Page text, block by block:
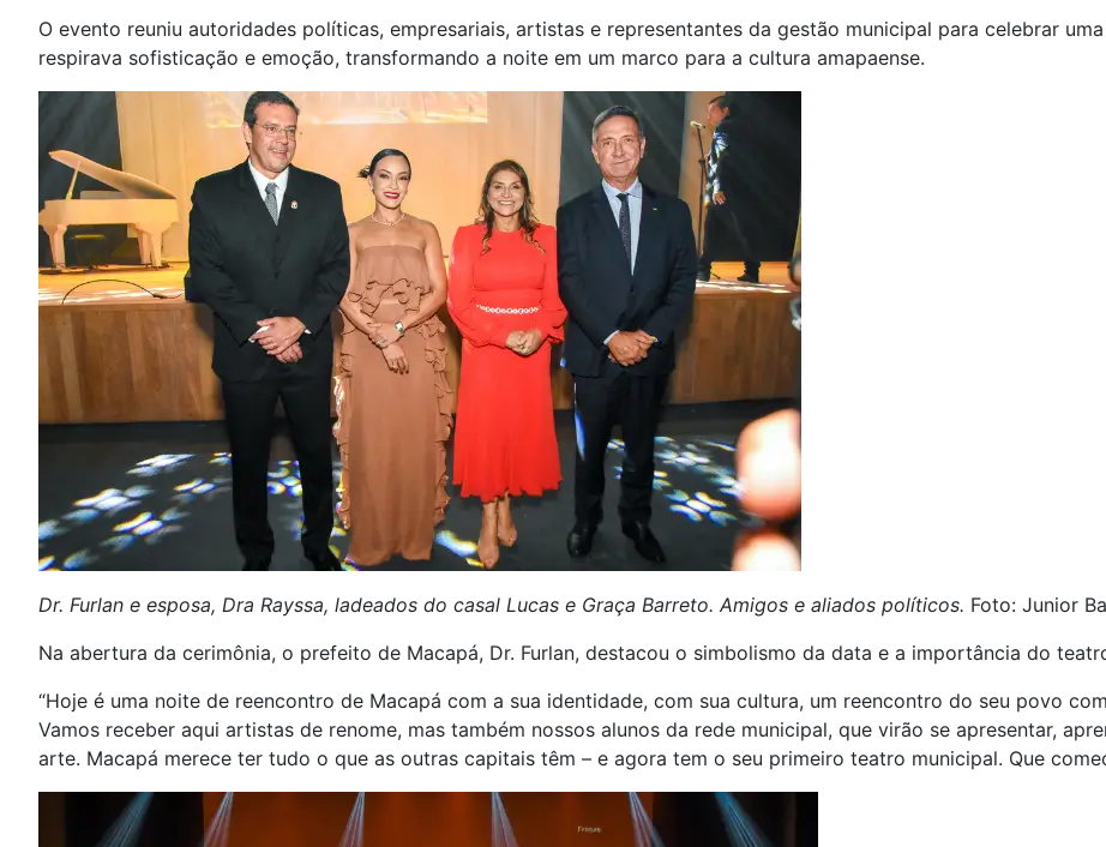
O evento reuniu autoridades políticas, empresariais, artistas e representantes da gestão municipal para celebrar
respirava sofisticação e emoção, transformando a noite em um marco para a cultura amapaense.
Dr. Furlan e esposa, Dra Rayssa, ladeados do casal Lucas e Graça Barreto. Amigos e aliados políticos. Foto: Junior
Na abertura da cerimônia, o prefeito de Macapá, Dr. Furlan, destacou o simbolismo da data e a importância do
“Hoje é uma noite de reencontro de Macapá com a sua identidade, com sua cultura, um reencontro do seu povo
Vamos receber aqui artistas de renome, mas também nossos alunos da rede municipal, que virão se apresentar,
arte. Macapá merece ter tudo o que as outras capitais têm – e agora tem o seu primeiro teatro municipal. Que